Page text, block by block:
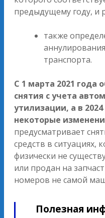
предыдущему году, и
также
транспорта.
С 1 марта 2021 года
снятия с учета
утилизации, а в
некоторые
предусматривает
средств в ситуациях,
физически не
или продан на
номеров не самой
Полезная